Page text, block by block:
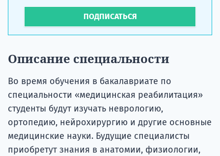
ПОДПИСАТЬСЯ
Описание специальности
Во время обучения в бакалавриате по
специальности «медицинская реабилитация»
студенты будут изучать неврологию,
ортопедию, нейрохирургию и другие основные
медицинские науки. Будущие специалисты
приобретут знания в анатомии, физиологии,